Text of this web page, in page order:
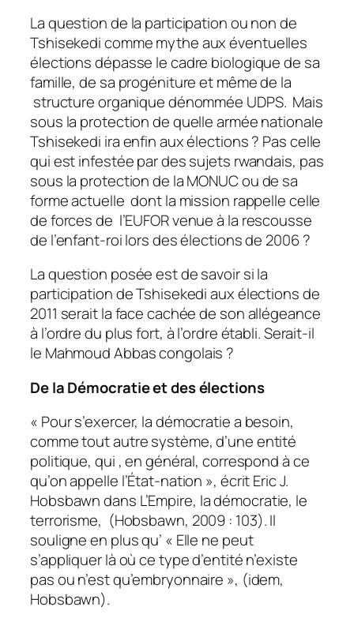
La question de la participation ou non de
Tshisekedi comme mythe aux éventuelles
élections dépasse le cadre biologique de sa
famille, de sa progéniture et même de la
structure organique dénommée UDPS. Mais
sous la protection de quelle armée nationale
Tshisekedi ira enfin aux élections ? Pas celle
qui est infestée par des sujets rwandais, pas
sous la protection de la MONUC ou de sa
forme actuelle dont la mission rappelle celle
de forces de l’EUFOR venue à la rescousse
de l’enfant-roi lors des élections de 2006 ?
La question posée est de savoir si la
participation de Tshisekedi aux élections de
2011 serait la face cachée de son allégeance
à l’ordre du plus fort, à l’ordre établi. Serait-il
le Mahmoud Abbas congolais ?
De la Démocratie et des élections
« Pour s’exercer, la démocratie a besoin,
comme tout autre système, d’une entité
politique, qui , en général, correspond à ce
qu’on appelle l’État-nation », écrit Eric J.
Hobsbawn dans L’Empire, la démocratie, le
terrorisme, (Hobsbawn, 2009 : 103). Il
souligne en plus qu’ « Elle ne peut
s’appliquer là où ce type d’entité n’existe
pas ou n’est qu’embryonnaire », (idem,
Hobsbawn).